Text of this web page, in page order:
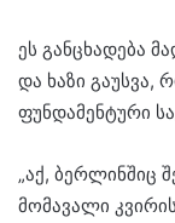
ეს განცხადება
და ხაზი გაუსვა,
ფუნდამენტური
„აქ, ბერლინშიც
მომავალი